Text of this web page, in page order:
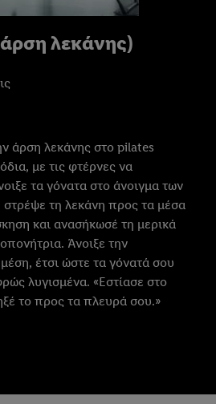
λεκάνης)
άρση λεκάνης στο pilates
με τις φτέρνες να
τα γόνατα στο άνοιγμα των
στρέψε τη λεκάνη προς τα μέσα
και ανασήκωσέ τη μερικά
Άνοιξε την
έτσι ώστε τα γόνατά σου
λυγισμένα. «Εστίασε στο
το προς τα πλευρά σου.»